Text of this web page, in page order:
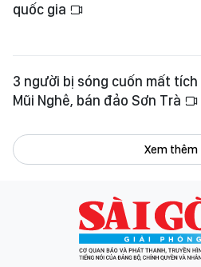
quốc gia
3 người bị sóng cuốn mất
Mũi Nghê, bán đảo Sơn Trà
Xem thêm